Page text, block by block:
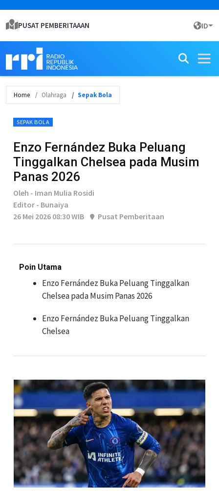
PUSAT PEMBERITAAAN ID
Home Olahraga Sepak Bola
SEPAK BOLA
Enzo Fernández Buka Peluang
Tinggalkan Chelsea pada Musim
Panas 2026
Oleh - Iman Mulia Rosidi
Editor - Bunaiya
26 Mei 2026 08:30 WIB
Pusat Pemberitaan
Poin Utama
Enzo Fernández Buka Peluang Tinggalkan
Chelsea pada Musim Panas 2026
Enzo Fernández Buka Peluang Tinggalkan
Chelsea